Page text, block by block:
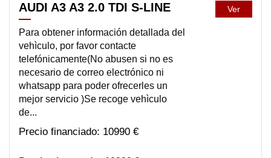
AUDI A3 A3 2.0 TDI S-LINE
Para obtener información detallada del
vehìculo, por favor contacte
telefónicamente(No abusen si no es
necesario de correo electrónico ni
whatsapp para poder ofrecerles un
mejor servicio )Se recoge vehìculo
de...
10990 €
Ver